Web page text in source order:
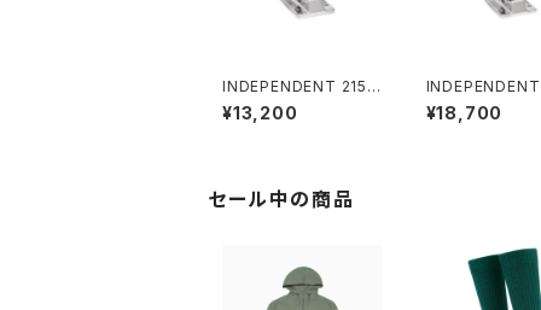
INDEPENDENT 215 S
TAGE 11 POLISHED
SKATEBOARD TRUC
トラック
¥13,200
STAGE 11
ITANIUM
¥18,700
セール中の商品